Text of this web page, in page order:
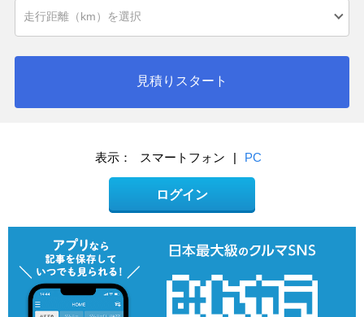
見積りスタート
表示： スマートフォン | PC
ログイン